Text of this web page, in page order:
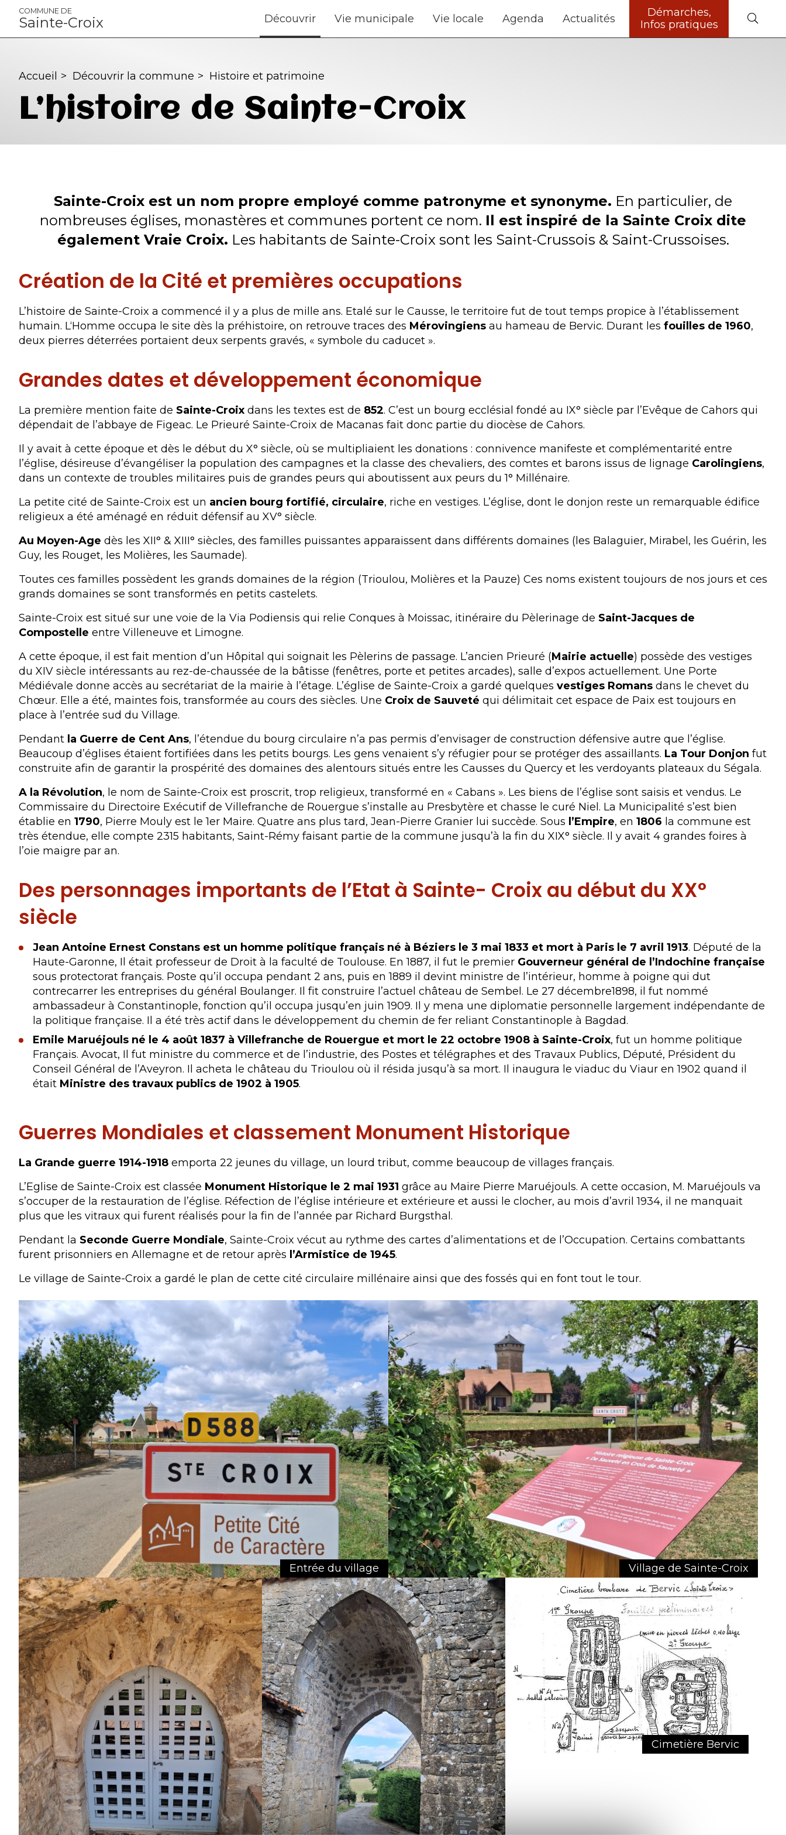
Panneau de gestion des cookies
COMMUNE DE
Sainte-Croix Découvrir Vie municipale Vie locale Agenda Actualités
Démarches,
Infos pratiques
Accueil > Découvrir la commune > Histoire et patrimoine
L’histoire de Sainte-Croix
Sainte-Croix est un nom propre employé comme patronyme et synonyme. En particulier, de
nombreuses églises, monastères et communes portent ce nom. Il est inspiré de la Sainte Croix dite
également Vraie Croix. Les habitants de Sainte-Croix sont les Saint-Crussois & Saint-Crussoises.
Création de la Cité et premières occupations
L’histoire de Sainte-Croix a commencé il y a plus de mille ans. Etalé sur le Causse, le territoire fut de tout temps propice à l’établissement
humain. L‘Homme occupa le site dès la préhistoire, on retrouve traces des Mérovingiens au hameau de Bervic. Durant les fouilles de 1960,
deux pierres déterrées portaient deux serpents gravés, « symbole du caducet ».
Grandes dates et développement économique
La première mention faite de Sainte-Croix dans les textes est de 852. C’est un bourg ecclésial fondé au IX° siècle par l’Evêque de Cahors qui
dépendait de l’abbaye de Figeac. Le Prieuré Sainte-Croix de Macanas fait donc partie du diocèse de Cahors.
Il y avait à cette époque et dès le début du X° siècle, où se multipliaient les donations : connivence manifeste et complémentarité entre
l’église, désireuse d’évangéliser la population des campagnes et la classe des chevaliers, des comtes et barons issus de lignage Carolingiens,
dans un contexte de troubles militaires puis de grandes peurs qui aboutissent aux peurs du 1° Millénaire.
La petite cité de Sainte-Croix est un ancien bourg fortifié, circulaire, riche en vestiges. L’église, dont le donjon reste un remarquable édifice
religieux a été aménagé en réduit défensif au XV° siècle.
Au Moyen-Age dès les XII° & XIII° siècles, des familles puissantes apparaissent dans différents domaines (les Balaguier, Mirabel, les Guérin, les
Guy, les Rouget, les Molières, les Saumade).
Toutes ces familles possèdent les grands domaines de la région (Trioulou, Molières et la Pauze) Ces noms existent toujours de nos jours et ces
grands domaines se sont transformés en petits castelets.
Sainte-Croix est situé sur une voie de la Via Podiensis qui relie Conques à Moissac, itinéraire du Pèlerinage de Saint-Jacques de
Compostelle entre Villeneuve et Limogne.
A cette époque, il est fait mention d’un Hôpital qui soignait les Pèlerins de passage. L’ancien Prieuré (Mairie actuelle) possède des vestiges
du XIV siècle intéressants au rez-de-chaussée de la bâtisse (fenêtres, porte et petites arcades), salle d’expos actuellement. Une Porte
Médiévale donne accès au secrétariat de la mairie à l’étage. L’église de Sainte-Croix a gardé quelques vestiges Romans dans le chevet du
Chœur. Elle a été, maintes fois, transformée au cours des siècles. Une Croix de Sauveté qui délimitait cet espace de Paix est toujours en
place à l’entrée sud du Village.
Pendant la Guerre de Cent Ans, l’étendue du bourg circulaire n’a pas permis d’envisager de construction défensive autre que l’église.
Beaucoup d’églises étaient fortifiées dans les petits bourgs. Les gens venaient s’y réfugier pour se protéger des assaillants. La Tour Donjon fut
construite afin de garantir la prospérité des domaines des alentours situés entre les Causses du Quercy et les verdoyants plateaux du Ségala.
A la Révolution, le nom de Sainte-Croix est proscrit, trop religieux, transformé en « Cabans ». Les biens de l’église sont saisis et vendus. Le
Commissaire du Directoire Exécutif de Villefranche de Rouergue s’installe au Presbytère et chasse le curé Niel. La Municipalité s’est bien
établie en 1790, Pierre Mouly est le 1er Maire. Quatre ans plus tard, Jean-Pierre Granier lui succède. Sous l’Empire, en 1806 la commune est
très étendue, elle compte 2315 habitants, Saint-Rémy faisant partie de la commune jusqu’à la fin du XIX° siècle. Il y avait 4 grandes foires à
l’oie maigre par an.
Des personnages importants de l’Etat à Sainte- Croix au début du XX°
siècle
Jean Antoine Ernest Constans est un homme politique français né à Béziers le 3 mai 1833 et mort à Paris le 7 avril 1913. Député de la
Haute-Garonne, Il était professeur de Droit à la faculté de Toulouse. En 1887, il fut le premier Gouverneur général de l’Indochine française
sous protectorat français. Poste qu’il occupa pendant 2 ans, puis en 1889 il devint ministre de l’intérieur, homme à poigne qui dut
contrecarrer les entreprises du général Boulanger. Il fit construire l’actuel château de Sembel. Le 27 décembre1898, il fut nommé
ambassadeur à Constantinople, fonction qu’il occupa jusqu’en juin 1909. Il y mena une diplomatie personnelle largement indépendante de
la politique française. Il a été très actif dans le développement du chemin de fer reliant Constantinople à Bagdad.
Emile Maruéjouls né le 4 août 1837 à Villefranche de Rouergue et mort le 22 octobre 1908 à Sainte-Croix, fut un homme politique
Français. Avocat, Il fut ministre du commerce et de l’industrie, des Postes et télégraphes et des Travaux Publics, Député, Président du
Conseil Général de l’Aveyron. Il acheta le château du Trioulou où il résida jusqu’à sa mort. Il inaugura le viaduc du Viaur en 1902 quand il
était Ministre des travaux publics de 1902 à 1905.
Guerres Mondiales et classement Monument Historique
La Grande guerre 1914-1918 emporta 22 jeunes du village, un lourd tribut, comme beaucoup de villages français.
L’Eglise de Sainte-Croix est classée Monument Historique le 2 mai 1931 grâce au Maire Pierre Maruéjouls. A cette occasion, M. Maruéjouls va
s’occuper de la restauration de l’église. Réfection de l’église intérieure et extérieure et aussi le clocher, au mois d’avril 1934, il ne manquait
plus que les vitraux qui furent réalisés pour la fin de l’année par Richard Burgsthal.
Pendant la Seconde Guerre Mondiale, Sainte-Croix vécut au rythme des cartes d’alimentations et de l’Occupation. Certains combattants
furent prisonniers en Allemagne et de retour après l’Armistice de 1945.
Le village de Sainte-Croix a gardé le plan de cette cité circulaire millénaire ainsi que des fossés qui en font tout le tour.
Entrée du village Village de Sainte-Croix
Cimetière Bervic